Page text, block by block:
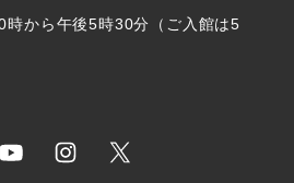
時から午後5時30分（ご入館は5